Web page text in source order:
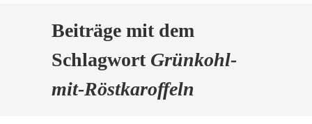
Beiträge mit dem
Schlagwort Grünkohl-
mit-Röstkaroffeln